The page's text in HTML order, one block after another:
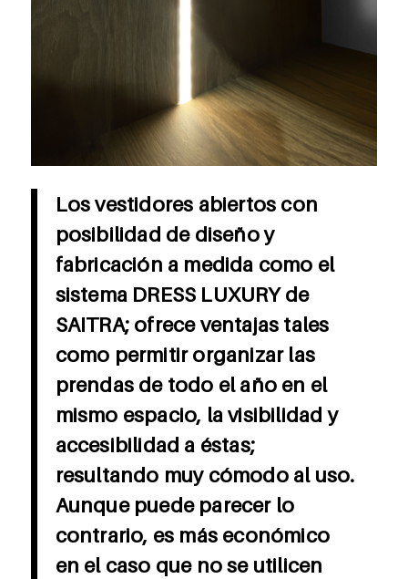
Los vestidores abiertos con
posibilidad de diseño y
fabricación a medida como el
sistema DRESS LUXURY de
SAITRA; ofrece ventajas tales
como permitir organizar las
prendas de todo el año en el
mismo espacio, la visibilidad y
accesibilidad a éstas;
resultando muy cómodo al uso.
Aunque puede parecer lo
contrario, es más económico
en el caso que no se utilicen